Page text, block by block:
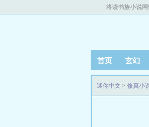
将读书族小说
首页 玄幻
迷你中文 > 修真小